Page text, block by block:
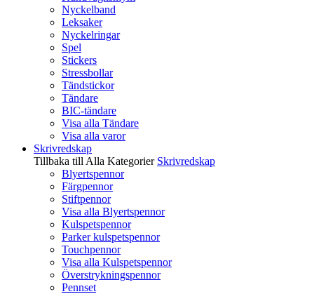
Nyckelband
Leksaker
Nyckelringar
Spel
Stickers
Stressbollar
Tändstickor
Tändare
BIC-tändare
Visa alla Tändare
Visa alla varor
Skrivredskap
Tillbaka till Alla Kategorier Skrivredskap
Blyertspennor
Färgpennor
Stiftpennor
Visa alla Blyertspennor
Kulspetspennor
Parker kulspetspennor
Touchpennor
Visa alla Kulspetspennor
Överstrykningspennor
Pennset